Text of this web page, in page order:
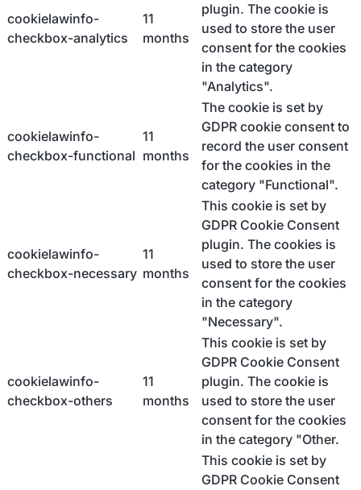
cookielawinfo-
checkbox-analytics
11
months
plugin. The cookie is
used to store the user
consent for the cookies
in the category
"Analytics".
cookielawinfo-
checkbox-functional
11
months
The cookie is set by
GDPR cookie consent to
record the user consent
for the cookies in the
category "Functional".
cookielawinfo-
checkbox-necessary
11
months
This cookie is set by
GDPR Cookie Consent
plugin. The cookies is
used to store the user
consent for the cookies
in the category
"Necessary".
cookielawinfo-
checkbox-others
11
months
This cookie is set by
GDPR Cookie Consent
plugin. The cookie is
used to store the user
consent for the cookies
in the category "Other.
This cookie is set by
GDPR Cookie Consent